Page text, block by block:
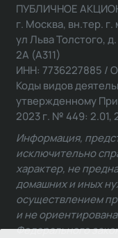
ПУБЛИЧНОЕ
г. Москва, вн.тер.
ул Льва Толстого,
2А (А311)
ИНН: 7736227885 /
Коды видов
утвержденному
2023 г. № 449: 2.01,
Информация,
исключительно
характер, не
домашних и иных
осуществлением
и не
Федерального